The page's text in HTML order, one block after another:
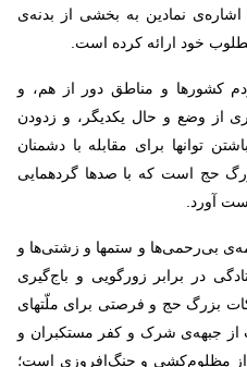
نمادین به بخشی از بدنه‌ی
خود ارائه کرده است
کشورها و مناطق دور از هم، و
از وضع و حال یکدیگر، و زدودن
توانها برای مقابله با دشمنان
حج است که با صدها گردهمایی
آورد
بی‌رحمی‌ها و ستمها و زشتی‌ها و
در برابر زورگویی و باج‌گیری
بزرگ حج و فرصتی برای ملّتهای
جبهه‌ی شرک و کفر مستکبران و
از مظلوم‌کشی و جنگ‌افروزی است؛